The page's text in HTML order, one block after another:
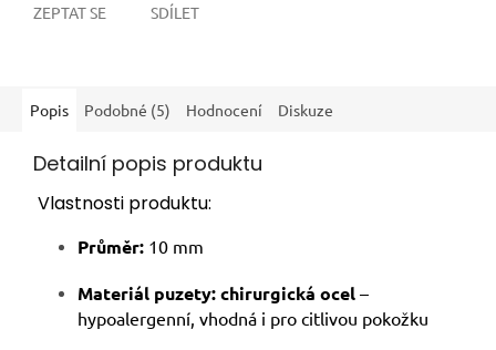
ZEPTAT SE SDÍLET
Popis Podobné (5) Hodnocení Diskuze
Detailní popis produktu
Vlastnosti produktu:
Průměr: 10 mm
Materiál puzety:chirurgická ocel –
hypoalergenní, vhodná i pro citlivou pokožku